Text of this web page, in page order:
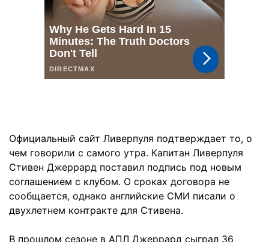
Официальный сайт Ливерпуля подтверждает то, о
чем говорили с самого утра. Капитан Ливерпуля
Стивен Джеррард поставил подпись под новым
соглашением с клубом. О сроках договора не
сообщается, однако английские СМИ писали о
двухлетнем контракте для Стивена.
В прошлом сезоне в АПЛ Джеррард сыграл 36